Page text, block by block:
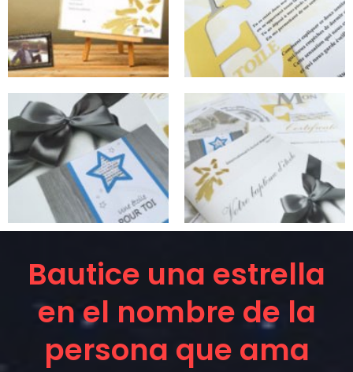
Bautice una estrella
en el nombre de la
persona que ama